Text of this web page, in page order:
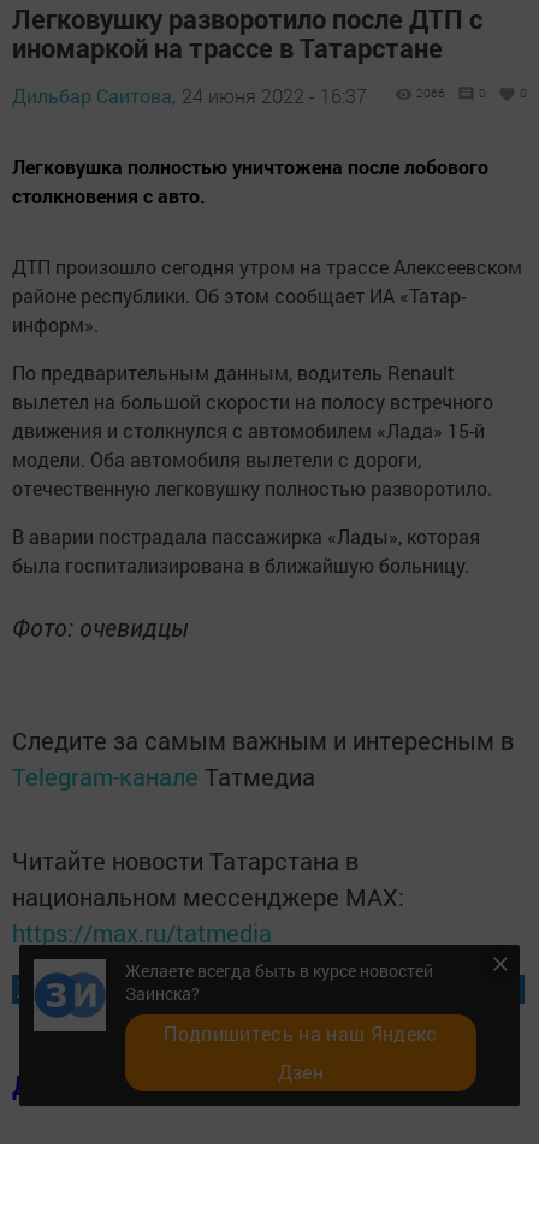
Легковушку разворотило после ДТП с
иномаркой на трассе в Татарстане
Дильбар Саитова, 24 июня 2022 - 16:37 2066 0 0
Легковушка полностью уничтожена после лобового
столкновения с авто.
ДТП произошло сегодня утром на трасcе Алексеевском
районе республики. Об этом сooбщает ИА «Татар-
информ».
По предваритeльным данным, водитель Renault
вылетел на большой скорости на полосу встречного
движения и столкнyлся с автомобилем «Лада» 15-й
модели. Оба автомобиля вылетели с дороги,
отечественную легковушку полностью развоpoтило.
В аварии пострадала пасcажирка «Лады», которая
была госпитализирована в ближайшую больницy.
Фото: очевидцы
Следите за самым важным и интересным в
Telegram-канале Татмедиа
Читайте новости Татарстана в
национальном мессенджере MАХ:
https://max.ru/tatmedia
Желаете всегда быть в курсе новостей Заинска?
Добавить в избранное
Желаете всегда быть в курсе новостей
Заинска?
Подпишитесь на наш Яндекс
Дзен